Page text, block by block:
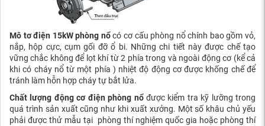
Mô tơ điện 15kW phòng nổcó cơ cấu phòng nổ chính bao gồm vỏ,
nắp, hộp cực, cụm gối đỡ ổ bi. Những chi tiết này được chế tạo
vững chắc không để lọt khí từ 2 phía trong và ngoài động cơ (kể cả
khi có cháy nổ từ một phía ) nhiệt độ động cơ được khống chế để
tránh làm hỗn hợp cháy tự bắt lửa.
Chất lượng động cơ điện phòng nổđược kiểm tra kỹ lưỡng trong
quá trình sản xuất cũng như khi xuất xưởng. Một số khâu chủ yếu
phải được thử mẫu tại phòng thí nghiệm quốc gia hoặc phòng thí